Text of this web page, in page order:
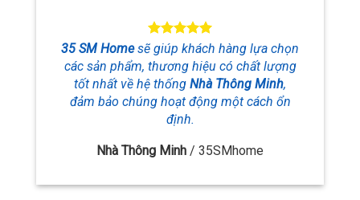
35 SM Homesẽ giúp khách hàng lựa chọn
các sản phẩm, thương hiệu có chất lượng
tốt nhất về hệ thống Nhà Thông Minh,
đảm bảo chúng hoạt động một cách ổn
định.
Nhà Thông Minh / 35SMhome